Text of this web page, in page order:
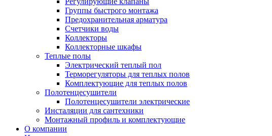
Группы быстрого монтажа
Предохранительная арматура
Счетчики воды
Коллекторы
Коллекторные шкафы
Теплые полы
Электрический теплый пол
Терморегуляторы для теплых полов
Комплектующие для теплых полов
Полотенцесушители
Полотенцесушители электрические
Инсталяции для сантехники
Монтажный профиль и комплектующие
О компании